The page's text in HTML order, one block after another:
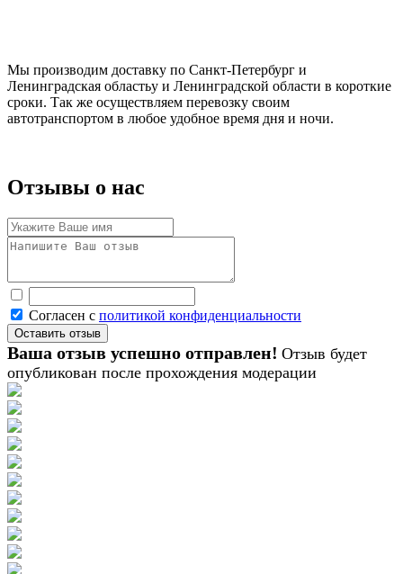
Мы производим доставку по Санкт-Петербург и
Ленинградская областьу и Ленинградской области в короткие
сроки. Так же осуществляем перевозку своим
автотранспортом в любое удобное время дня и ночи.
Отзывы о нас
Согласен с политикой конфиденциальности
Ваша отзыв успешно отправлен! Отзыв будет
опубликован после прохождения модерации